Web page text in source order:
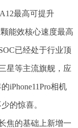
最高可提升
能效核心速度最高
已经处于行业顶
星等主流旗舰，应
iPhone11Pro相机
的惊喜。
焦的基础上新增一